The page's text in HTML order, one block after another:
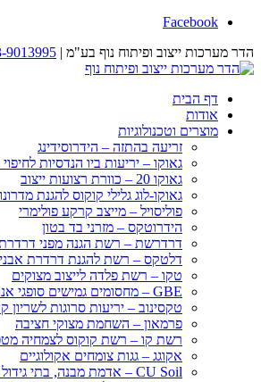
Facebook
הדר מערכות ייצוב ופיתוח נוף בע"מ | 9013995
דף הבית
אודות
מוצרים וטכנולוגיות
זריעה בהתזה – הידרוסידינג
גאוקו – יריעות ביו הנדסיות
גאוקו 20 – כוורת רצועות ייצוב
גאוקו-לוג גלילי קוקוס להגנת
פוליסויל – מייצב קרקע פולימרי
הידרוטקס – מזרני בד בטון
דרדרשת – רשת הגנה מפני
דלטקס – רשת להגנת דרדרת
טקו – רשת פלדה לייצוב מצוקים
GBE – מחסומים גמישים סופגי אנרגיה
טקסינוב – יריעות סרוגות לשריון
פרמאון – השחמת מצוקי חציבה
רשת קו – רשת קוקוס לצמחיה
אקוגג – גגות צומחים אקולוגיים
CU Soil – אדמת מבנה, בתי גידול לעצי רחוב